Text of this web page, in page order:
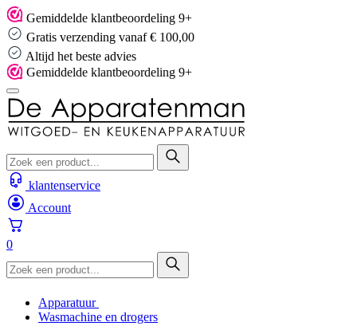
Skip
to
content
Gemiddelde klantbeoordeling 9+
Gratis verzending vanaf € 100,00
Altijd het beste advies
Gemiddelde klantbeoordeling 9+
klantenservice
Account
0
Apparatuur
Wasmachine en drogers